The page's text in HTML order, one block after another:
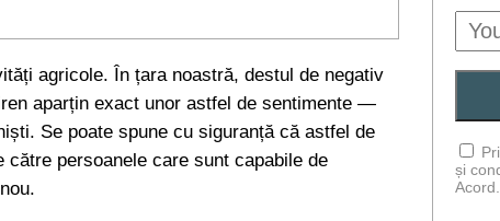
agricole. În țara noastră, destul de negativ
aparțin exact unor astfel de sentimente —
Se poate spune cu siguranță că astfel de
persoanele care sunt capabile de
și
Acord.